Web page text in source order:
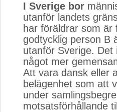
I Sverige bor
utanför landets
har föräldrar som är
godtycklig person B
utanför Sverige. Det
något mer
Att vara dansk eller
belägenhet som att
under
motsatsförhållande